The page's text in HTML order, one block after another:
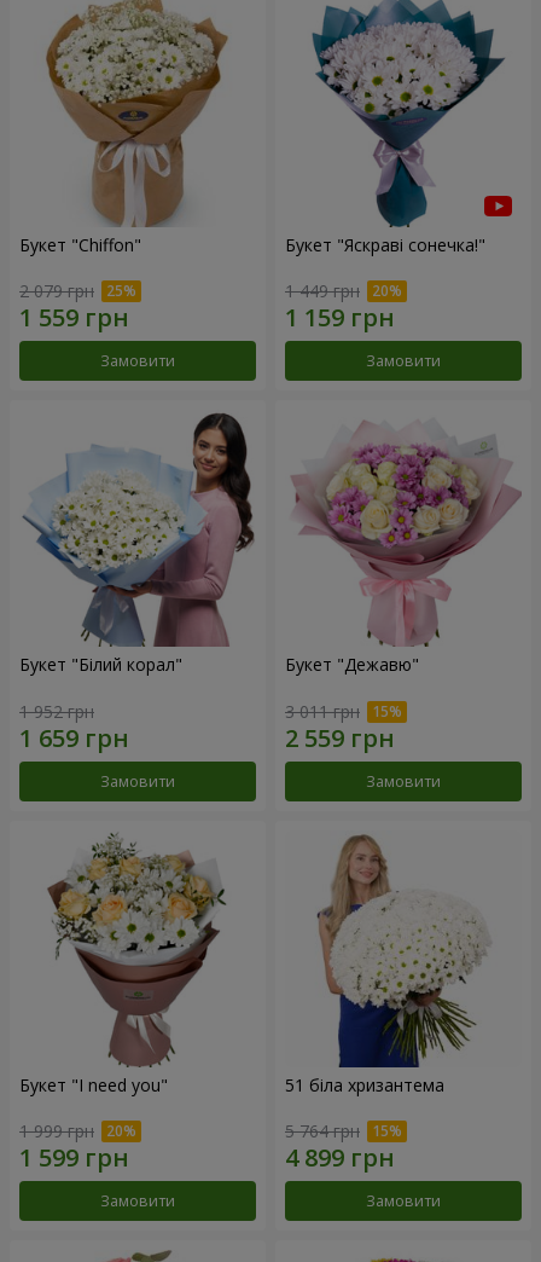
Букет "Chiffon"
2 079 грн
Замовити
Букет "Яскраві сонечка!"
1 449 грн
Замовити
Букет "Білий корал"
1 952 грн
Замовити
Букет "Дежавю"
3 011 грн
Замовити
Букет "I need you"
1 999 грн
Замовити
51 біла хризантема
5 764 грн
Замовити